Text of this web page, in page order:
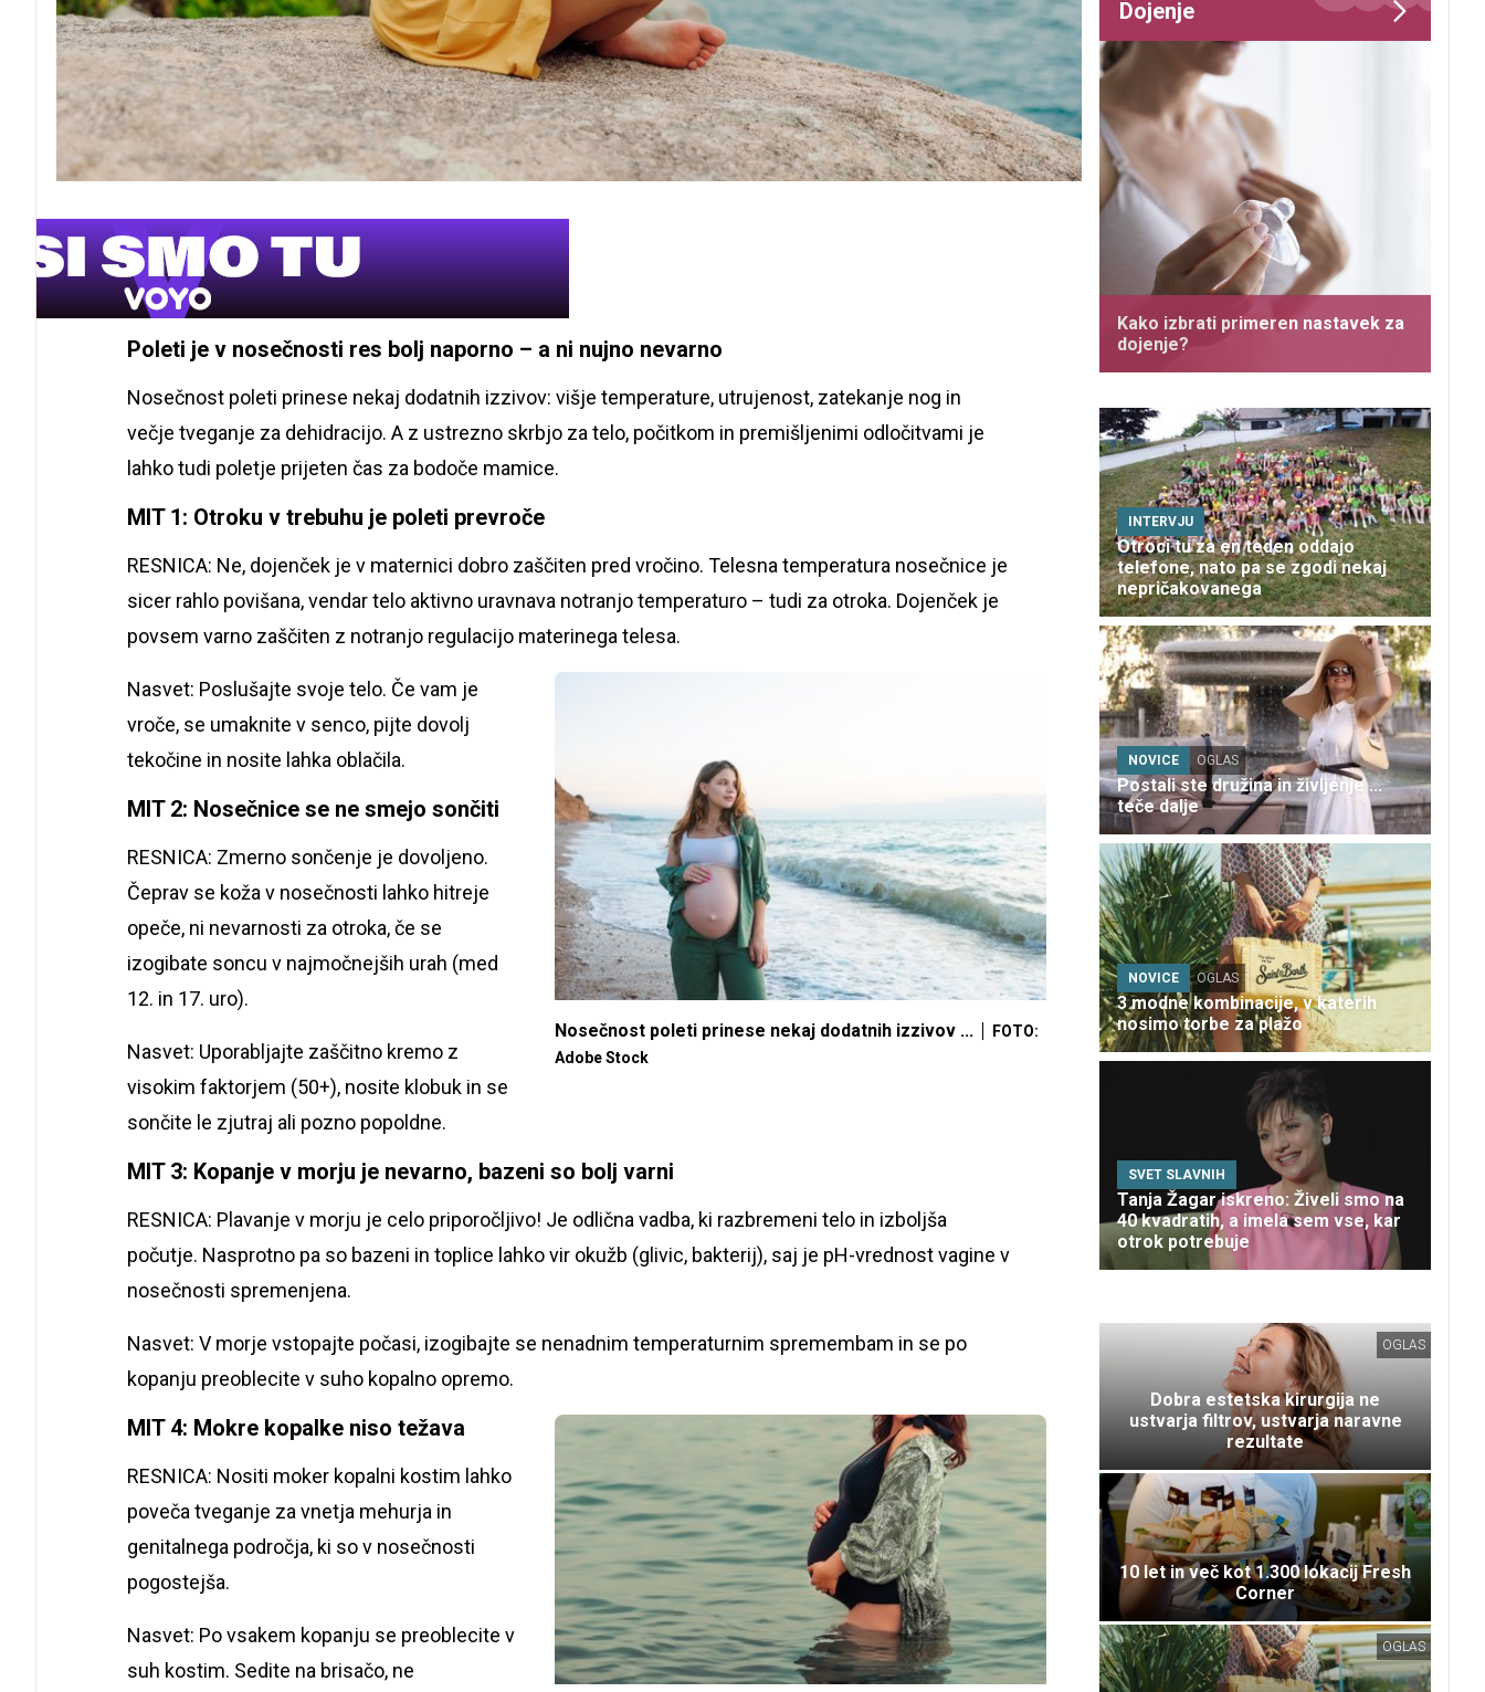
Poleti je v nosečnosti res bolj naporno – a ni nujno nevarno
Nosečnost poleti prinese nekaj dodatnih izzivov: višje temperature, utrujenost, zatekanje nog in
večje tveganje za dehidracijo. A z ustrezno skrbjo za telo, počitkom in premišljenimi odločitvami je
lahko tudi poletje prijeten čas za bodoče mamice.
MIT 1: Otroku v trebuhu je poleti prevroče
RESNICA: Ne, dojenček je v maternici dobro zaščiten pred vročino. Telesna temperatura nosečnice je
sicer rahlo povišana, vendar telo aktivno uravnava notranjo temperaturo – tudi za otroka. Dojenček je
povsem varno zaščiten z notranjo regulacijo materinega telesa.
Nosečnost poleti prinese nekaj dodatnih izzivov ...
FOTO:
Adobe Stock
Nasvet: Poslušajte svoje telo. Če vam je
vroče, se umaknite v senco, pijte dovolj
tekočine in nosite lahka oblačila.
MIT 2: Nosečnice se ne smejo sončiti
RESNICA: Zmerno sončenje je dovoljeno.
Čeprav se koža v nosečnosti lahko hitreje
opeče, ni nevarnosti za otroka, če se
izogibate soncu v najmočnejših urah (med
12. in 17. uro).
Nasvet: Uporabljajte zaščitno kremo z
visokim faktorjem (50+), nosite klobuk in se
sončite le zjutraj ali pozno popoldne.
MIT 3: Kopanje v morju je nevarno, bazeni so bolj varni
RESNICA: Plavanje v morju je celo priporočljivo! Je odlična vadba, ki razbremeni telo in izboljša
počutje. Nasprotno pa so bazeni in toplice lahko vir okužb (glivic, bakterij), saj je pH-vrednost vagine v
nosečnosti spremenjena.
Nasvet: V morje vstopajte počasi, izogibajte se nenadnim temperaturnim spremembam in se po
kopanju preoblecite v suho kopalno opremo.
MIT 4: Mokre kopalke niso težava
RESNICA: Nositi moker kopalni kostim lahko
poveča tveganje za vnetja mehurja in
genitalnega področja, ki so v nosečnosti
pogostejša.
Nasvet: Po vsakem kopanju se preoblecite v
suh kostim. Sedite na brisačo, ne
Dojenje
Kako izbrati primeren nastavek za
dojenje?
INTERVJU
Otroci tu za en teden oddajo
telefone, nato pa se zgodi nekaj
nepričakovanega
NOVICE OGLAS
Postali ste družina in življenje ...
teče dalje
NOVICE OGLAS
3 modne kombinacije, v katerih
nosimo torbe za plažo
SVET SLAVNIH
Tanja Žagar iskreno: Živeli smo na
40 kvadratih, a imela sem vse, kar
otrok potrebuje
OGLAS
Dobra estetska kirurgija ne
ustvarja filtrov, ustvarja naravne
rezultate
10 let in več kot 1.300 lokacij Fresh
Corner
OGLAS